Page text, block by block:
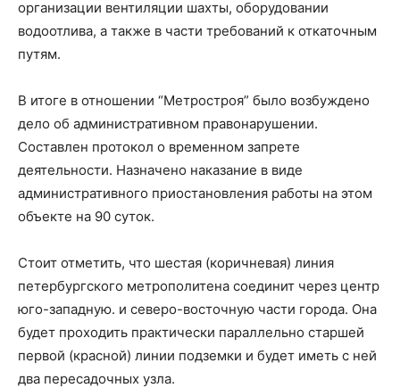
организации вентиляции шахты, оборудовании
водоотлива, а также в части требований к откаточным
путям.
В итоге в отношении “Метростроя” было возбуждено
дело об административном правонарушении.
Составлен протокол о временном запрете
деятельности. Назначено наказание в виде
административного приостановления работы на этом
объекте на 90 суток.
Стоит отметить, что шестая (коричневая) линия
петербургского метрополитена соединит через центр
юго-западную. и северо-восточную части города. Она
будет проходить практически параллельно старшей
первой (красной) линии подземки и будет иметь с ней
два пересадочных узла.